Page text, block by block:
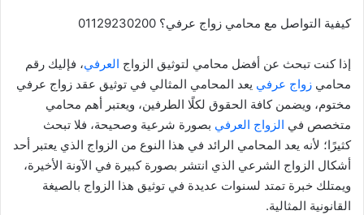
كيفية التواصل مع محامي زواج عرفي؟ 01129230200
إذا كنت تبحث عن أفضل محامي لتوثيق الزواج العرفي، فإليك رقم
محامي زواج عرفي يعد المحامي المثالي في توثيق عقد زواج عرفي
مختوم، ويضمن كافة الحقوق لكلًا الطرفين، ويعتبر أهم محامي
متخصص في الزواج العرفي بصورة شرعية وصحيحة، فلا تبحث
كثيرًا؛ لأنه يعد المحامي الرائد في هذا النوع من الزواج الذي يعتبر أحد
أشكال الزواج الشرعي الذي انتشر بصورة كبيرة في الآونة الأخيرة،
ويمتلك خبرة تمتد لسنوات عديدة في توثيق هذا الزواج بالصيغة
القانونية المثالية.